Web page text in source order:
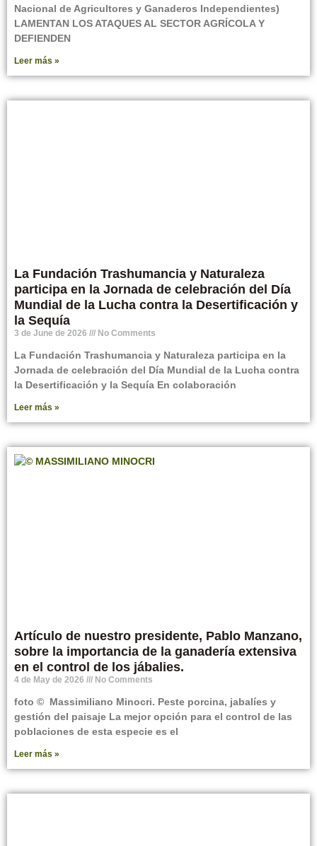
Nacional de Agricultores y Ganaderos Independientes)
LAMENTAN LOS ATAQUES AL SECTOR AGRÍCOLA Y
DEFIENDEN
Leer más »
La Fundación Trashumancia y Naturaleza
participa en la Jornada de celebración del Día
Mundial de la Lucha contra la Desertificación y
la Sequía
3 de June de 2026 No Comments
La Fundación Trashumancia y Naturaleza participa en la
Jornada de celebración del Día Mundial de la Lucha contra
la Desertificación y la Sequía En colaboración
Leer más »
Artículo de nuestro presidente, Pablo Manzano,
sobre la importancia de la ganadería extensiva
en el control de los jábalies.
4 de May de 2026 No Comments
foto © Massimiliano Minocri. Peste porcina, jabalíes y
gestión del paisaje La mejor opción para el control de las
poblaciones de esta especie es el
Leer más »